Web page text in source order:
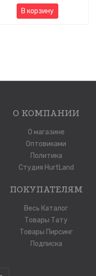
В корзину
О КОМПАНИИ
О магазине
Оптовиками
Политика
Студия HurtLand
ПОКУПАТЕЛЯМ
Весь Каталог
Товары Тату
Товары Пирсинг
Подписка